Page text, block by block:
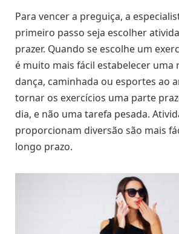
Para vencer a preguiça, a
primeiro passo seja escolher
prazer. Quando se escolhe um
é muito mais fácil estabelecer uma
dança, caminhada ou esportes ao
tornar os exercícios uma parte
dia, e não uma tarefa pesada.
proporcionam diversão são mais
longo prazo.